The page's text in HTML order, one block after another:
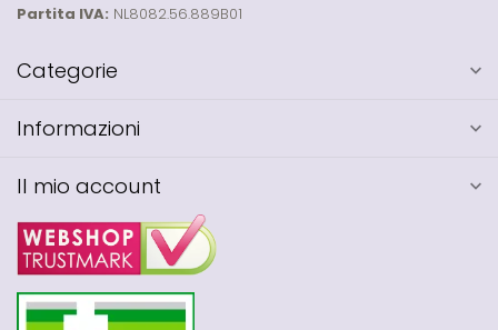
Partita IVA: NL8082.56.889B01
Categorie
Informazioni
Il mio account